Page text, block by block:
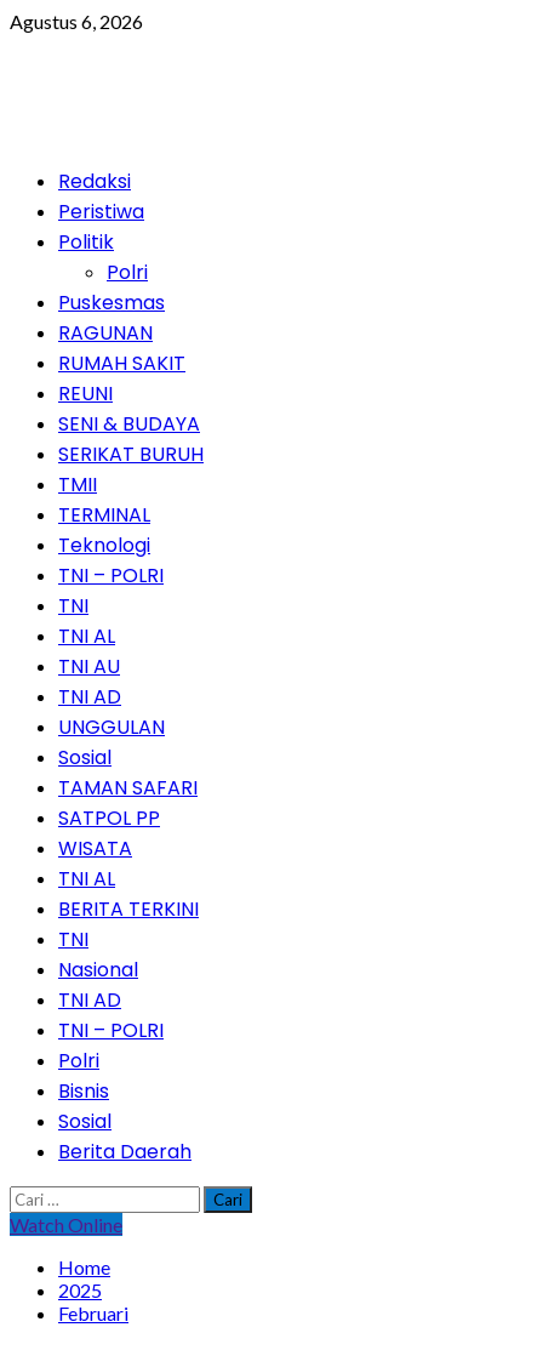
Skip
Agustus 6, 2026
PrimaryRedaksi
Peristiwa
Politik
Polri
Puskesmas
RAGUNAN
RUMAH SAKIT
REUNI
SENI & BUDAYA
SERIKAT BURUH
TMII
TERMINAL
Teknologi
TNI – POLRI
TNI
TNI AL
TNI AU
TNI AD
UNGGULAN
Sosial
TAMAN SAFARI
SATPOL PP
WISATA
TNI AL
BERITA TERKINI
TNI
Nasional
TNI AD
TNI – POLRI
Polri
Bisnis
Sosial
Berita Daerah
Cari
untuk:
Watch Online
Home
2025
Februari